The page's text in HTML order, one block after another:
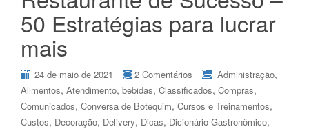
50 Estratégias para lucrar
mais
24 de maio de 2021 2 Comentários Administração,
Alimentos, Atendimento, bebidas, Classificados, Compras,
Comunicados, Conversa de Botequim, Cursos e Treinamentos,
Custos, Decoração, Delivery, Dicas, Dicionário Gastronômico,